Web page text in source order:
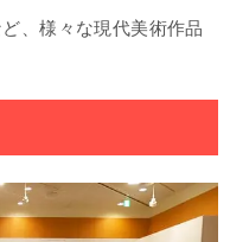
、様々な現代美術作品